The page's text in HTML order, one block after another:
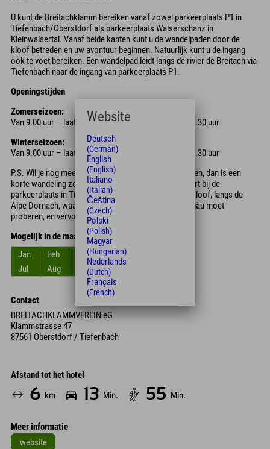
U kunt de Breitachklamm bereiken vanaf zowel parkeerplaats P1 in
Tiefenbach/Oberstdorf als parkeerplaats Walserschanz in
Kleinwalsertal. Vanaf beide kanten kunt u de wandelpaden door de
kloof betreden en uw avontuur beginnen. Natuurlijk kunt u de ingang
ook te voet bereiken. Een wandelpad leidt langs de rivier de Breitach via
Tiefenbach naar de ingang van parkeerplaats P1.
Openingstijden
Zomerseizoen:
Van 9.00 uur – laatste toegang 17.00 uur – sluiting 17.30 uur
Winterseizoen:
Van 9.00 uur – laatste toegang 16.00 uur – sluiting 16.30 uur
P.S. Wil je nog meer uit je Breitachklamm-ervaring halen, dan is een
korte wandeling zeker de moeite waard. De route start bij de
parkeerplaats in Tiefenbach. Hier wandel je door de kloof, langs de
Alpe Dornach, waar je zeker de specialiteiten van Allgäu moet
proberen, en vervolgens gaat de route terug.
Mogelijk in de maanden
Jan
Feb Mar Apr
Jul
Aug Sep Okt
Contact
BREITACHKLAMMVEREIN eG
Klammstrasse 47
87561 Oberstdorf / Tiefenbach
Afstand tot het hotel
6 km 13 Min. 55 Min.
Meer informatie
website
Website
Deutsch
(German)
English
(English)
Italiano
(Italian)
Čeština
(Czech)
Polski
(Polish)
Magyar
(Hungarian)
Nederlands
(Dutch)
Français
(French)